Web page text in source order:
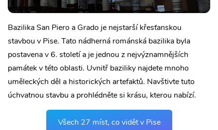
Bazilika San Piero a Grado je nejstarší křesťanskou
stavbou v Pise. Tato nádherná románská bazilika byla
postavena v 6. století a je jednou z nejvýznamnějších
památek v této oblasti. Uvnitř baziliky najdete mnoho
uměleckých děl a historických artefaktů. Navštivte tuto
úchvatnou stavbu a prohlédněte si krásu, kterou nabízí.
Všech 27 míst, co vidět v Pise